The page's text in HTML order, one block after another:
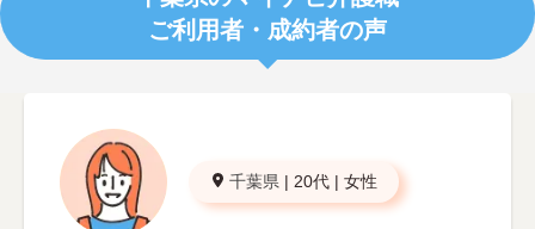
ご利用者・成約者の声
千葉県 | 20代 | 女性